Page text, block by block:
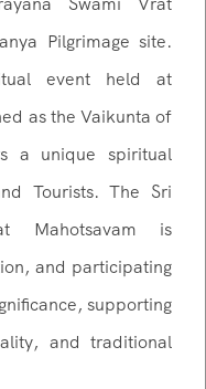
Pilgrimage site.
event held at
as the Vaikunta of
a unique spiritual
Tourists. The Sri
Mahotsavam is
and participating
supporting
and traditional